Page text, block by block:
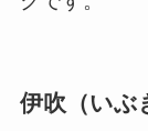
伊吹（いぶ